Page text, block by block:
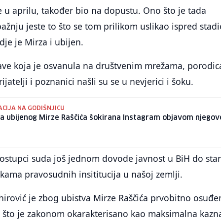
u aprilu, također bio na dopustu. Ono što je tada
jeste to što se tom prilikom uslikao ispred
je Mirza i ubijen.
koja je osvanula na društvenim mrežama,
i poznanici našli su se u nevjerici i šoku.
NA GODIŠNJICU
ubijenog Mirze Raščića šokirana Instagram objavom
suda još jednom dovode javnost u BiH do
pravosudnih insititucija u našoj zemlji.
je zbog ubistva Mirze Raščića prvobitno
je zakonom okarakterisano kao maksimalna